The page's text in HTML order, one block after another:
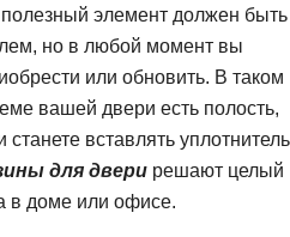
элемент должен быть
но в любой момент вы
или обновить. В таком
вашей двери есть полость,
вставлять уплотнитель
для двери решают целый
в доме или офисе.